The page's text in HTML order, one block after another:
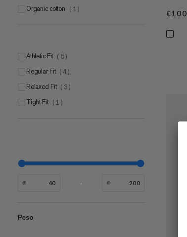
Organic cotton ( 1 )
Athletic Fit ( 5)
Regular Fit ( 4 )
Relaxed Fit ( 3 )
Tight Fit ( 1 )
€ €
​​​​​​​​​​​​​​​​​​Peso
€100